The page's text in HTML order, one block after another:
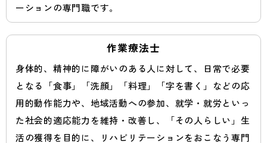
ーションの専門職です。
作業療法士
身体的、精神的に障がいのある人に対して、日常で必要
となる「食事」「洗顔」「料理」「字を書く」などの応
用的動作能力や、地域活動への参加、就学・就労といっ
た社会的適応能力を維持・改善し、「その人らしい」生
活の獲得を目的に、リハビリテーションをおこなう専門